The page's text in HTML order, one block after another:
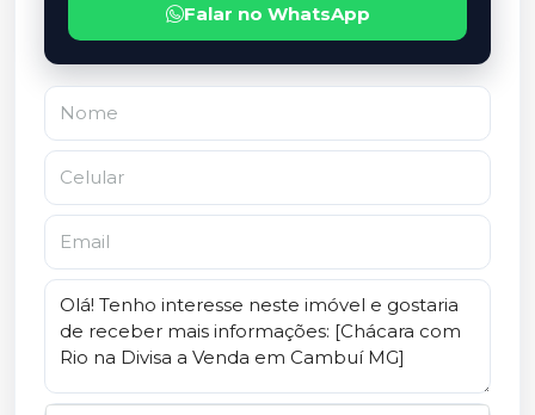
Falar no WhatsApp